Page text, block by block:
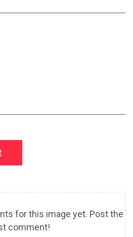
for this image yet. Post the
comment!